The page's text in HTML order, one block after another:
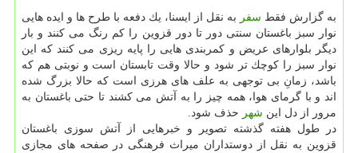
به گزارش فقط سفر به نقل از ایسنا، یك دفعه با طرح ها و ایده هایی
نوار سبز باغستان سنتی دور تا دور قزوین را كم رنگ می كنند و بار
دیگر بلوارهای عریض و كمربندی هایی را پایه ریزی می كنند كه این
نوار سبز را كوچك تر شود و حالا وقت تابستان است و نوبتی هم كه
باشد، زمانِ بی توجهی به علف های هرزی است كه حالا بزرگ شده
اند و با گرمای هوا، همه چیز را به آتش می كشند تا حتی باغستان به
مرور از دل این شهر حذف شود.
در طول هفته گذشته تصویر و خبرهایی از آتش سوزی باغستان
قزوین به نقل از دوستداران میراث فرهنگی در صفحه های مجازی